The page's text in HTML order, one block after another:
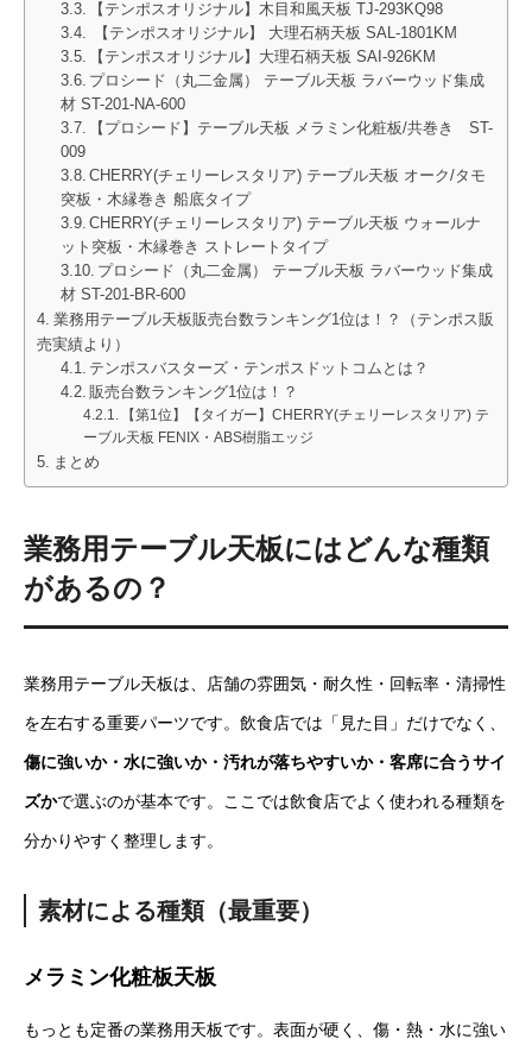
【テンポスオリジナル】木目和風天板 TJ-293KQ98
【テンポスオリジナル】 大理石柄天板 SAL-1801KM
【テンポスオリジナル】大理石柄天板 SAI-926KM
プロシード（丸二金属） テーブル天板 ラバーウッド集成
材 ST-201-NA-600
【プロシード】テーブル天板 メラミン化粧板/共巻き ST-
009
CHERRY(チェリーレスタリア) テーブル天板 オーク/タモ
突板・木縁巻き 船底タイプ
CHERRY(チェリーレスタリア) テーブル天板 ウォールナ
ット突板・木縁巻き ストレートタイプ
プロシード（丸二金属） テーブル天板 ラバーウッド集成
材 ST-201-BR-600
業務用テーブル天板販売台数ランキング1位は！？（テンポス販
売実績より）
テンポスバスターズ・テンポスドットコムとは？
販売台数ランキング1位は！？
【第1位】【タイガー】CHERRY(チェリーレスタリア) テ
ーブル天板 FENIX・ABS樹脂エッジ
まとめ
業務用テーブル天板にはどんな種類
があるの？
業務用テーブル天板は、店舗の雰囲気・耐久性・回転率・清掃性
を左右する重要パーツです。飲食店では「見た目」だけでなく、
傷に強いか・水に強いか・汚れが落ちやすいか・客席に合うサイ
ズかで選ぶのが基本です。ここでは飲食店でよく使われる種類を
分かりやすく整理します。
素材による種類（最重要）
メラミン化粧板天板
もっとも定番の業務用天板です。表面が硬く、傷・熱・水に強い